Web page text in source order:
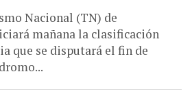
Nacional (TN) de
mañana la clasificación
que se disputará el fin de